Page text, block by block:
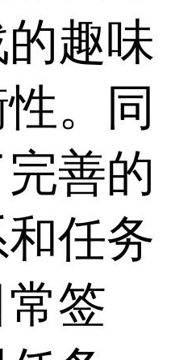
趣味
。同
善的
任务
签